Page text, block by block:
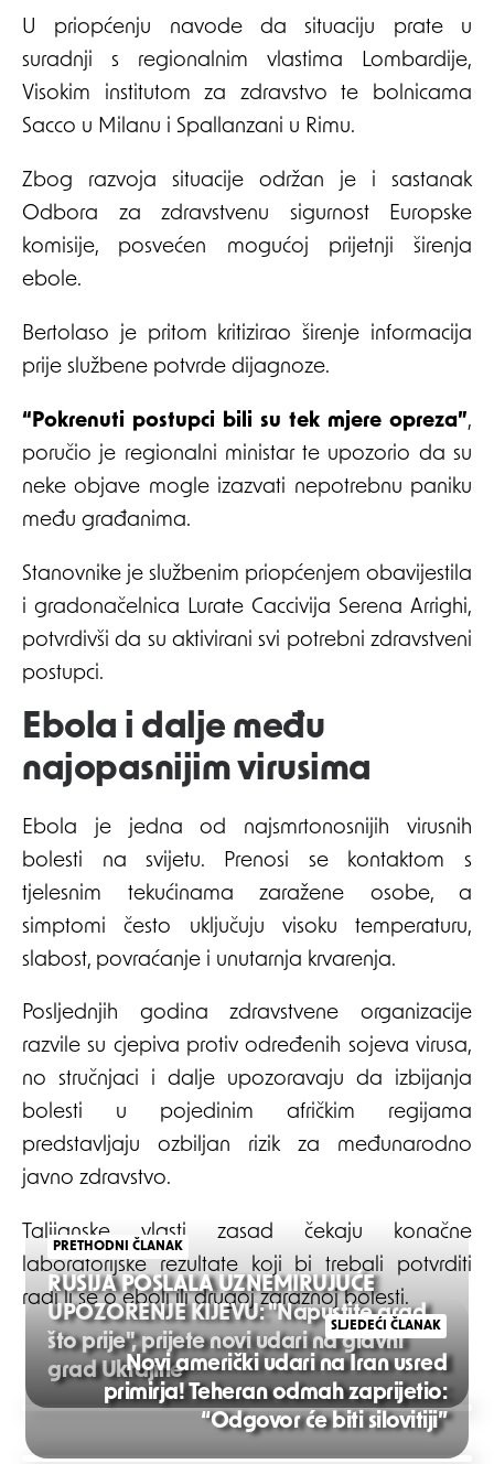
U priopćenju navode da situaciju prate u
suradnji s regionalnim vlastima Lombardije,
Visokim institutom za zdravstvo te bolnicama
Sacco u Milanu i Spallanzani u Rimu.
Zbog razvoja situacije održan je i sastanak
Odbora za zdravstvenu sigurnost Europske
komisije, posvećen mogućoj prijetnji širenja
ebole.
Bertolaso je pritom kritizirao širenje informacija
prije službene potvrde dijagnoze.
“Pokrenuti postupci bili su tek mjere opreza”,
poručio je regionalni ministar te upozorio da su
neke objave mogle izazvati nepotrebnu paniku
među građanima.
Stanovnike je službenim priopćenjem obavijestila
i gradonačelnica Lurate Caccivija Serena Arrighi,
potvrdivši da su aktivirani svi potrebni zdravstveni
postupci.
Ebola i dalje među
najopasnijim virusima
Ebola je jedna od najsmrtonosnijih virusnih
bolesti na svijetu. Prenosi se kontaktom s
tjelesnim tekućinama zaražene osobe, a
simptomi često uključuju visoku temperaturu,
slabost, povraćanje i unutarnja krvarenja.
Posljednjih godina zdravstvene organizacije
razvile su cjepiva protiv određenih sojeva virusa,
no stručnjaci i dalje upozoravaju da izbijanja
bolesti u pojedinim afričkim regijama
predstavljaju ozbiljan rizik za međunarodno
javno zdravstvo.
Talijanske vlasti zasad čekaju konačne
laboratorijske rezultate koji bi trebali potvrditi
radi li se o eboli ili drugoj zaraznoj bolesti.
Post
navigation
PRETHODNI ČLANAK
RUSIJA POSLALA UZNEMIRUJUĆE
UPOZORENJE KIJEVU: "Napustite grad
što prije", prijete novi udari na glavni
grad Ukrajine
SLJEDEĆI ČLANAK
Novi američki udari na Iran usred
primirja! Teheran odmah zaprijetio:
“Odgovor će biti silovitiji”